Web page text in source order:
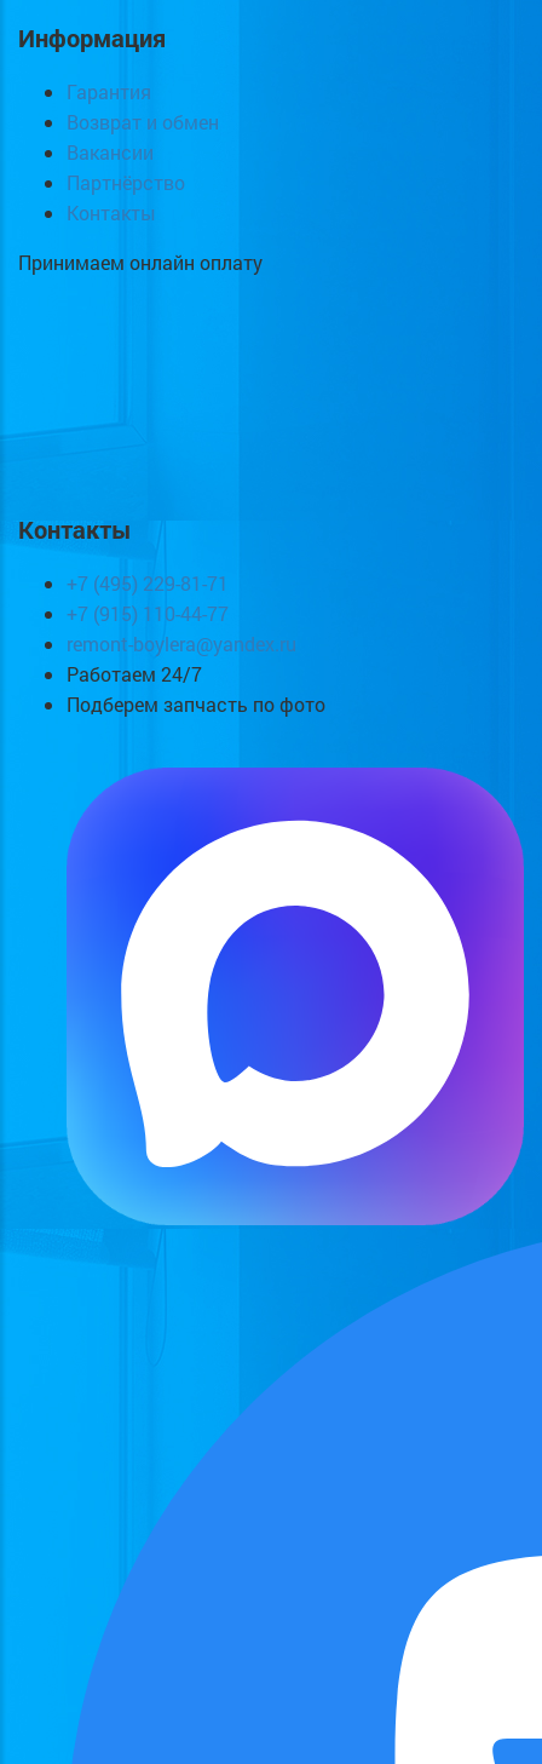
Информация
Гарантия
Возврат и обмен
Вакансии
Партнёрство
Контакты
Принимаем онлайн оплату
Контакты
+7 (495) 229-81-71
+7 (915) 110-44-77
remont-boylera@yandex.ru
Работаем 24/7
Подберем запчасть по фото